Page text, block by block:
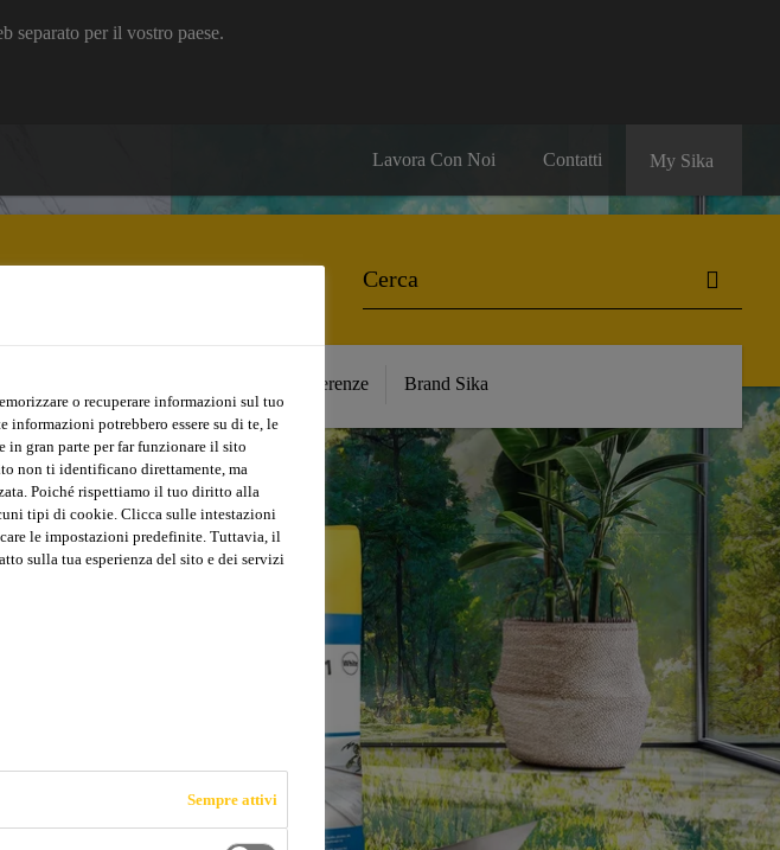
separato per il vostro paese.
Lavora Con Noi Contatti My Sika
Referenze Brand Sika
FLEX S1
o recuperare informazioni sul tuo
informazioni potrebbero essere su di te, le
gran parte per far funzionare il sito
non ti identificano direttamente, ma
Poiché rispettiamo il tuo diritto alla
tipi di cookie. Clicca sulle intestazioni
le impostazioni predefinite. Tuttavia, il
sulla tua esperienza del sito e dei servizi
Sempre attivi